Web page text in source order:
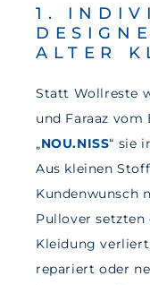
1.
ALTER
Statt Wollreste
und Faraaz vom
„NOU.NISS“ sie
Aus kleinen
Kundenwunsch
Pullover setzten
Kleidung
repariert oder